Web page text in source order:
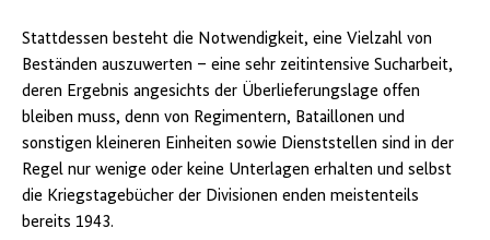
Stattdessen besteht die Notwendigkeit, eine Vielzahl von
Beständen auszuwerten – eine sehr zeitintensive Sucharbeit,
deren Ergebnis angesichts der Überlieferungslage offen
bleiben muss, denn von Regimentern, Bataillonen und
sonstigen kleineren Einheiten sowie Dienststellen sind in der
Regel nur wenige oder keine Unterlagen erhalten und selbst
die Kriegstagebücher der Divisionen enden meistenteils
bereits 1943.